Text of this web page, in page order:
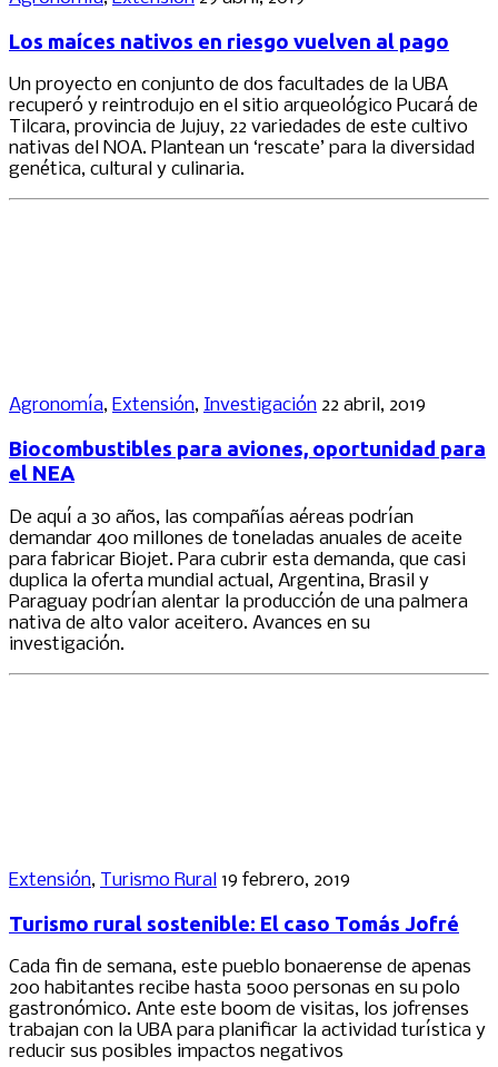
Los maíces nativos en riesgo vuelven al pago
Un proyecto en conjunto de dos facultades de la UBA
recuperó y reintrodujo en el sitio arqueológico Pucará de
Tilcara, provincia de Jujuy, 22 variedades de este cultivo
nativas del NOA. Plantean un ‘rescate’ para la diversidad
genética, cultural y culinaria.
Agronomía, Extensión, Investigación 22 abril, 2019
Biocombustibles para aviones, oportunidad para
el NEA
De aquí a 30 años, las compañías aéreas podrían
demandar 400 millones de toneladas anuales de aceite
para fabricar Biojet. Para cubrir esta demanda, que casi
duplica la oferta mundial actual, Argentina, Brasil y
Paraguay podrían alentar la producción de una palmera
nativa de alto valor aceitero. Avances en su
investigación.
Extensión, Turismo Rural 19 febrero, 2019
Turismo rural sostenible: El caso Tomás Jofré
Cada fin de semana, este pueblo bonaerense de apenas
200 habitantes recibe hasta 5000 personas en su polo
gastronómico. Ante este boom de visitas, los jofrenses
trabajan con la UBA para planificar la actividad turística y
reducir sus posibles impactos negativos